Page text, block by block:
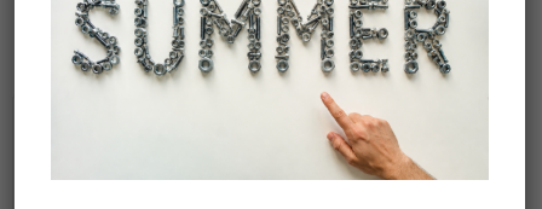
Σχετικά προϊόντα